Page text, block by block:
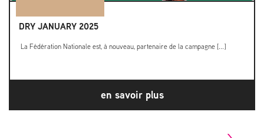
DRY JANUARY 2025
La Fédération Nationale est, à nouveau, partenaire de la campagne [...]
en savoir plus